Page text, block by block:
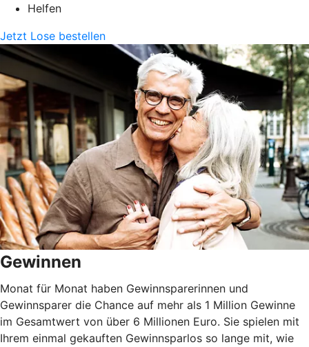
Helfen
Jetzt Lose bestellen
Gewinnen
Monat für Monat haben Gewinnsparerinnen und
Gewinnsparer die Chance auf mehr als 1 Million Gewinne
im Gesamtwert von über 6 Millionen Euro. Sie spielen mit
Ihrem einmal gekauften Gewinnsparlos so lange mit, wie